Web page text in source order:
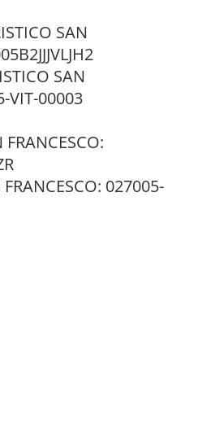
SAN
SAN
VIT-00003
FRANCESCO:
027005-